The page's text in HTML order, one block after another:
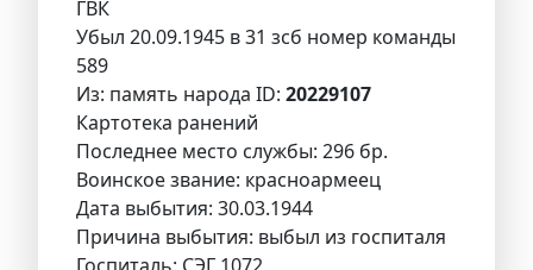
ГВК
Убыл 20.09.1945 в 31 зсб номер команды
589
Из: память народа ID: 20229107
Картотека ранений
Последнее место службы: 296 бр.
Воинское звание: красноармеец
Дата выбытия: 30.03.1944
Причина выбытия: выбыл из госпиталя